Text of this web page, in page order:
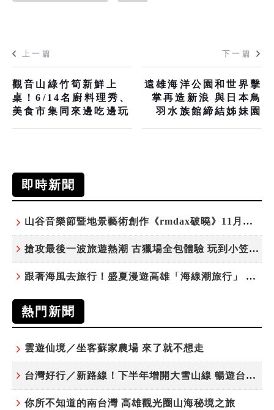
上一篇
觀音山綠竹筍新鮮上
桌！6/14名廚料理秀、
美食市集同來邊吃邊玩
下一篇
遠雄海洋公園和世界擊
掌再造新浪 與日本鳥
羽水族館締結姊妹園
即時新聞
山谷音樂節暨地景藝術創作《rmdax破曉》11月花蓮銅門登場
搶攻最後一波旅遊熱潮 古獵場全包體驗 玩到小笠原夜遊觀星
跟著海風去旅行！盛夏漫遊高雄「海線潮旅行」 五大主題遊程探索漁村魅力
熱門新聞
雲遊仙境／坐客蘇家農場 來了就不想走
台灣好行／新路線！下半年增開大雪山線 暢遊台中更便利
你所不知道的南台灣 高雄觀光圈山海秘境之旅